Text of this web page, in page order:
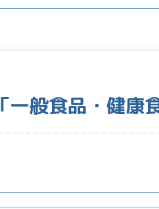
「一般食品・健